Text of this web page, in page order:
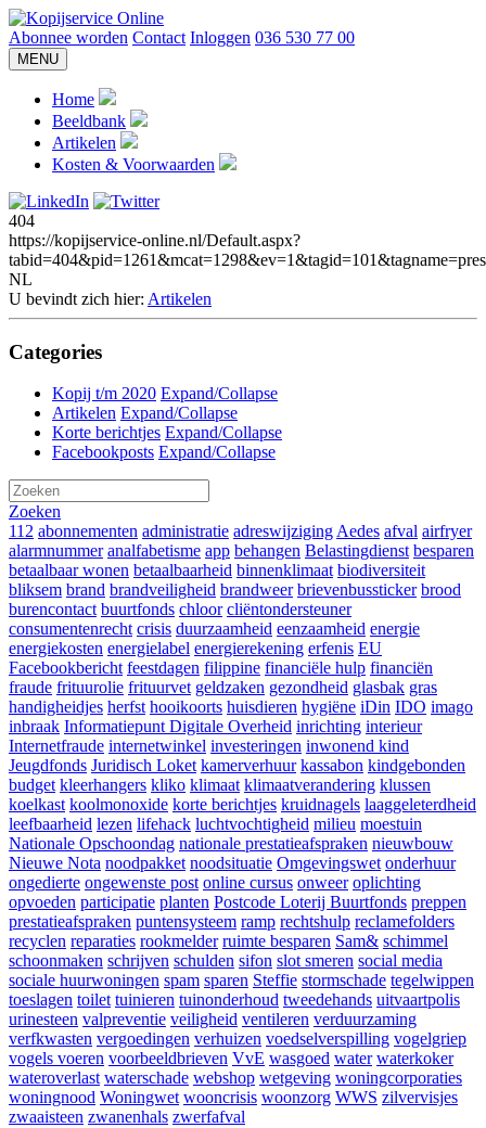
Abonnee worden Contact Inloggen 036 530 77 00
MENU
Home
Beeldbank
Artikelen
Kosten & Voorwaarden
404
https://kopijservice-online.nl/Default.aspx?
NL
U bevindt zich hier: Artikelen
Categories
Kopij t/m 2020 Expand/Collapse
Artikelen Expand/Collapse
Korte berichtjes Expand/Collapse
Facebookposts Expand/Collapse
Zoeken
112 abonnementen administratie adreswijzigingAedes afval airfryer
alarmnummer analfabetisme app behangen Belastingdienst besparen
betaalbaar wonen betaalbaarheid binnenklimaat biodiversiteit
bliksem brand brandveiligheid brandweer brievenbussticker brood
burencontact buurtfonds chloor cliëntondersteuner
consumentenrecht crisis duurzaamheid eenzaamheid energie
energiekosten energielabel energierekening erfenis EU
Facebookbericht feestdagen filippine financiële hulp financiën
fraude frituurolie frituurvet geldzaken gezondheid glasbak gras
handigheidjes herfst hooikoorts huisdieren hygiëne iDin IDO imago
inbraak Informatiepunt Digitale Overheid inrichting interieur
Internetfraude internetwinkel investeringen inwonend kind
Jeugdfonds Juridisch Loket kamerverhuur kassabon kindgebonden
budget kleerhangers kliko klimaat klimaatverandering klussen
koelkast koolmonoxide korte berichtjes kruidnagels laaggeleterdheid
leefbaarheid lezen lifehack luchtvochtigheid milieu moestuin
Nationale Opschoondag nationale prestatieafspraken nieuwbouw
Nieuwe Nota noodpakket noodsituatie Omgevingswet onderhuur
ongedierte ongewenste post online cursus onweer oplichting
opvoeden participatie planten Postcode Loterij Buurtfonds preppen
prestatieafspraken puntensysteem ramp rechtshulp reclamefolders
recyclen reparaties rookmelder ruimte besparen Sam& schimmel
schoonmaken schrijven schulden sifon slot smeren social media
sociale huurwoningen spam sparen Steffie stormschade tegelwippen
toeslagen toilet tuinieren tuinonderhoud tweedehands uitvaartpolis
urinesteen valpreventie veiligheid ventileren verduurzaming
verfkwasten vergoedingen verhuizen voedselverspilling vogelgriep
vogels voeren voorbeeldbrieven VvE wasgoed water waterkoker
wateroverlast waterschade webshop wetgeving woningcorporaties
woningnood Woningwet wooncrisis woonzorg WWS zilvervisjes
zwaaisteen zwanenhals zwerfafval